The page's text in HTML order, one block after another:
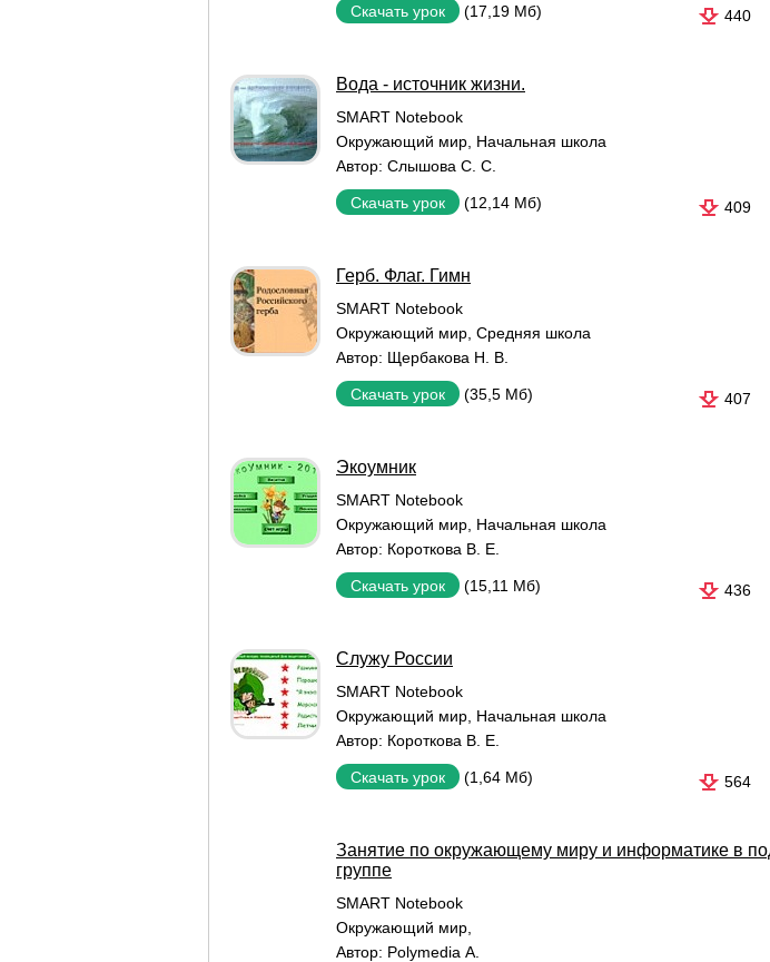
Скачать урок (17,19 Мб) 440
Вода - источник жизни.
SMART Notebook
Окружающий мир Начальная школа
Автор: Слышова С. С.
Скачать урок (12,14 Мб) 409
Герб. Флаг. Гимн
SMART Notebook
Окружающий мир Средняя школа
Автор: Щербакова Н. В.
Скачать урок (35,5 Мб) 407
Экоумник
SMART Notebook
Окружающий мир Начальная школа
Автор: Короткова В. Е.
Скачать урок (15,11 Мб) 436
Служу России
SMART Notebook
Окружающий мир Начальная школа
Автор: Короткова В. Е.
Скачать урок (1,64 Мб) 564
Занятие по окружающему миру и информатике в
группе
SMART Notebook
Окружающий мир
Автор: Polymedia А.